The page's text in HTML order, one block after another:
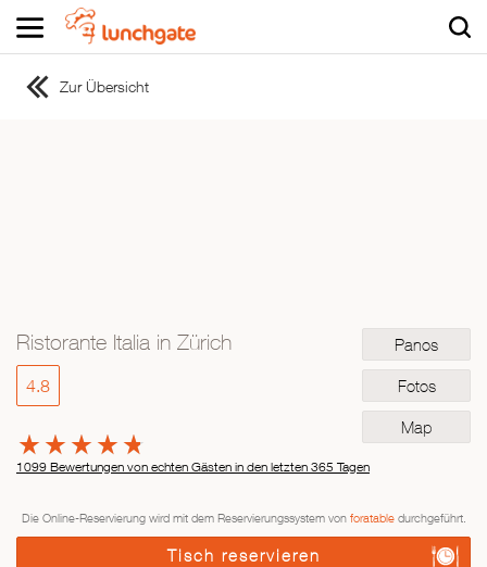
ZUR STARTSEITE
Mexikanisch
Spanisch
Zur Übersicht
Panos
Fotos
Map
Ristorante Italia in Zürich
4.8
1099 Bewertungen von echten Gästen in den letzten 365 Tagen
Die Online-Reservierung wird mit dem Reservierungssystem von foratabledurchgeführt.
Tisch reservieren